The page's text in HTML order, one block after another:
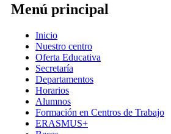
Menú principal
Inicio
Nuestro centro
Oferta Educativa
Secretaría
Departamentos
Horarios
Alumnos
Formación en Centros de Trabajo
ERASMUS+